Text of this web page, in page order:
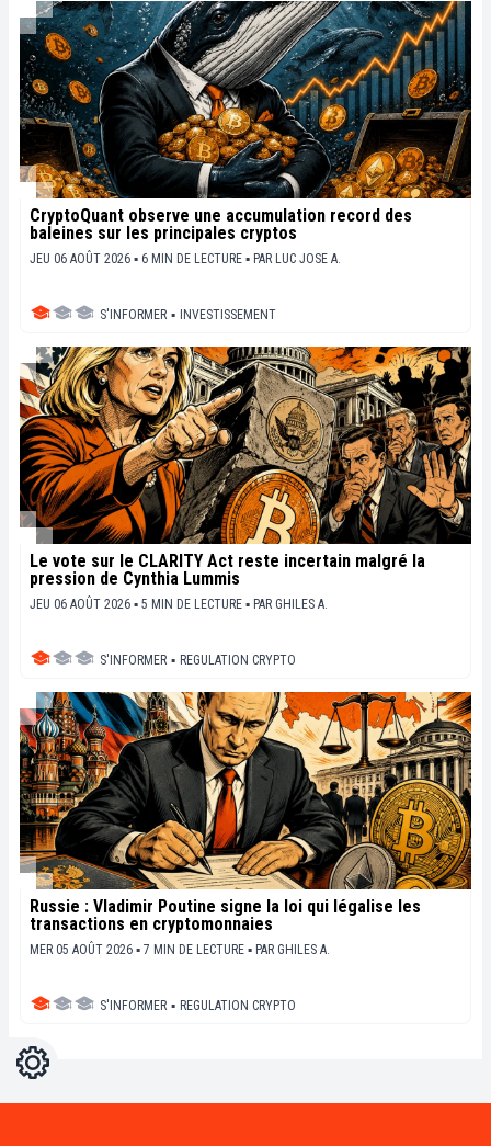
CryptoQuant observe une accumulation record des
baleines sur les principales cryptos
JEU 06 AOÛT 2026 ▪ 6 MIN DE LECTURE ▪ PAR LUC JOSE A.
S'INFORMER ▪ INVESTISSEMENT
Le vote sur le CLARITY Act reste incertain malgré la
pression de Cynthia Lummis
JEU 06 AOÛT 2026 ▪ 5 MIN DE LECTURE ▪ PAR GHILES A.
S'INFORMER ▪ REGULATION CRYPTO
Russie : Vladimir Poutine signe la loi qui légalise les
transactions en cryptomonnaies
MER 05 AOÛT 2026 ▪ 7 MIN DE LECTURE ▪ PAR GHILES A.
S'INFORMER ▪ REGULATION CRYPTO
Réglages